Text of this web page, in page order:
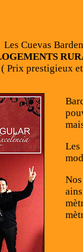
Les Cuevas
( Prix prestigieux